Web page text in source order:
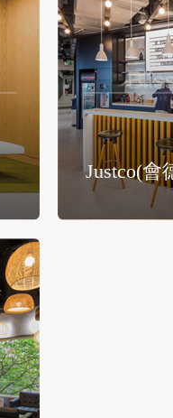
Justco(會